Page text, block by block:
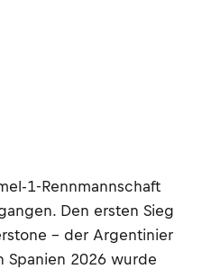
1-Rennmannschaft
Den ersten Sieg
– der Argentinier
Spanien 2026 wurde